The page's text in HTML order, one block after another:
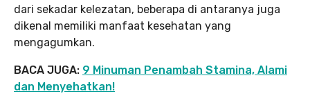
dari sekadar kelezatan, beberapa di antaranya juga
dikenal memiliki manfaat kesehatan yang
mengagumkan.
BACA JUGA: 9 Minuman Penambah Stamina, Alami
dan Menyehatkan!